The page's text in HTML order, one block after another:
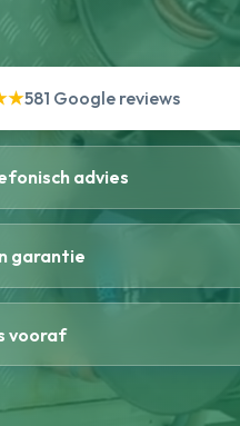
581 Google reviews
advies
garantie
vooraf